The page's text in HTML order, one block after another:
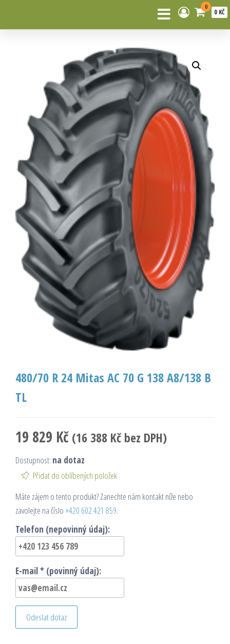
0
0 KČ
480/70 R 24 Mitas AC 70 G 138 A8/138 B
TL
19 829 Kč (16 388 Kč bez DPH)
Dostupnost: na dotaz
Přidat do oblíbených položek
Máte zájem o tento produkt? Zanechte nám kontakt níže nebo
zavolejte na číslo+420 602 421 859.
Telefon (nepovinný údaj):
E-mail * (povinný údaj):
Odeslat dotaz